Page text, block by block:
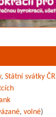
, Státní svátky ČR
, volné)